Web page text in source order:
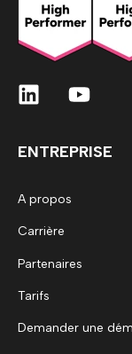
ENTREPRISE
A propos
Carrière
Partenaires
Tarifs
Demander une